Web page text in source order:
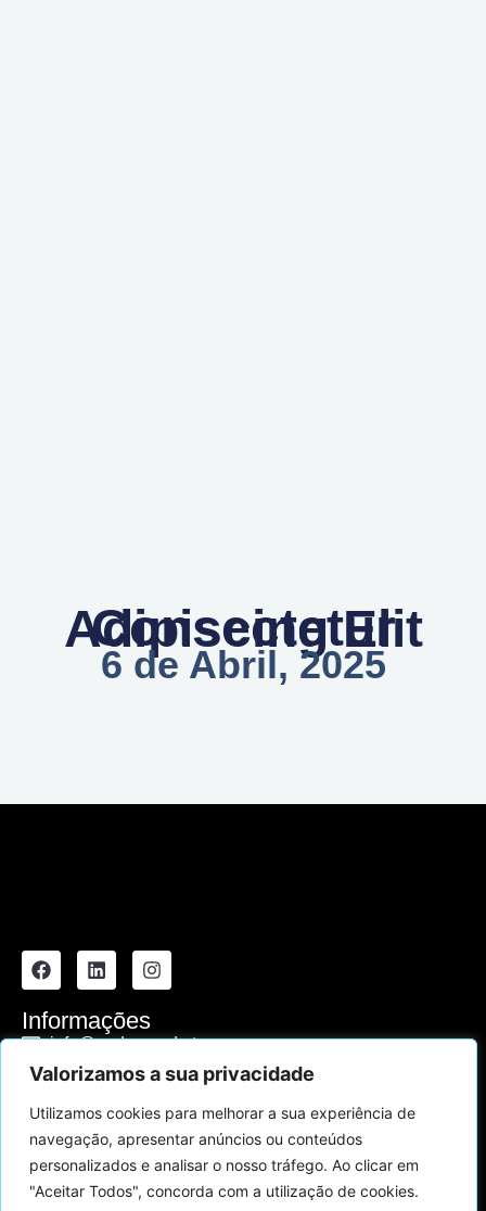
Valorizamos a sua privacidade
Utilizamos cookies para melhorar a sua experiência de
navegação, apresentar anúncios ou conteúdos
personalizados e analisar o nosso tráfego. Ao clicar em
"Aceitar Todos", concorda com a utilização de cookies.
Consectetur Adipiscing Elit
6 de Abril, 2025
Informações
info@ondemand.pt
(+351) 93 9124542 (Chamada para rede móvel
nacional)
Política privacidade
Financiamento